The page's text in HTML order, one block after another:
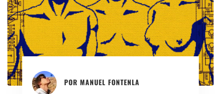
POR MANUEL FONTENLA